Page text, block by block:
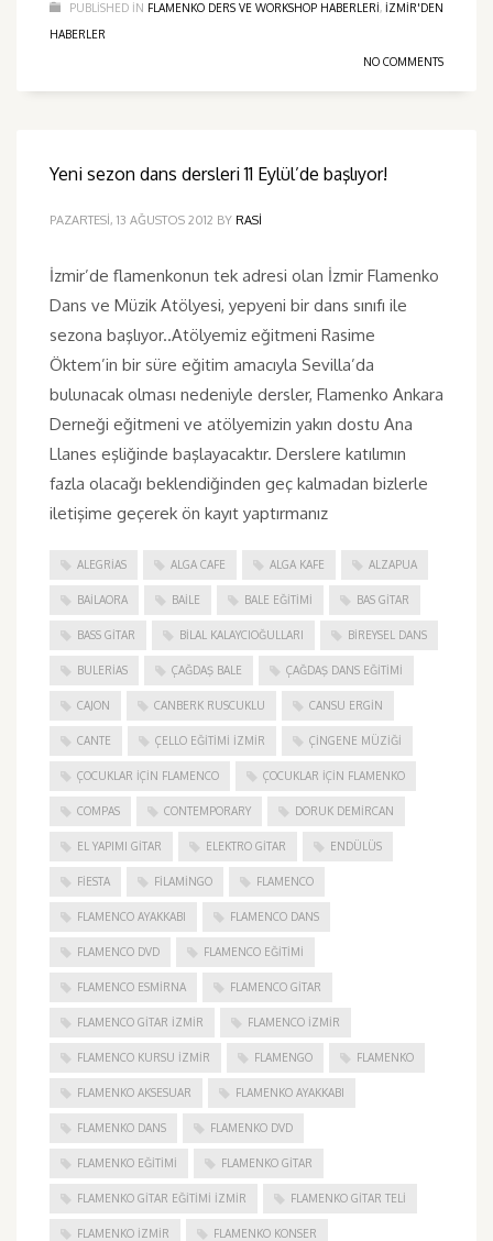
PUBLISHED IN FLAMENKO DERS VE WORKSHOP HABERLERI, IZMIR'DEN
HABERLER
NO COMMENTS
Yeni sezon dans dersleri 11 Eylül’de başlıyor!
PAZARTESI, 13 AĞUSTOS 2012 BY RASI
İzmir’de flamenkonun tek adresi olan İzmir Flamenko
Dans ve Müzik Atölyesi, yepyeni bir dans sınıfı ile
sezona başlıyor..Atölyemiz eğitmeni Rasime
Öktem’in bir süre eğitim amacıyla Sevilla’da
bulunacak olması nedeniyle dersler, Flamenko Ankara
Derneği eğitmeni ve atölyemizin yakın dostu Ana
Llanes eşliğinde başlayacaktır. Derslere katılımın
fazla olacağı beklendiğinden geç kalmadan bizlerle
iletişime geçerek ön kayıt yaptırmanız
ALEGRIAS ALGA CAFE ALGA KAFE ALZAPUA
BAILAORA BAILE BALE EĞITIMI BAS GITAR
BASS GITAR BILAL KALAYCIOĞULLARI BIREYSEL DANS
BULERIAS ÇAĞDAŞ BALE ÇAĞDAŞ DANS EĞITIMI
CAJON CANBERK RUSCUKLU CANSU ERGIN
CANTE ÇELLO EĞITIMI İZMIR ÇINGENE MÜZIĞI
ÇOCUKLAR IÇIN FLAMENCO ÇOCUKLAR IÇIN FLAMENKO
COMPAS CONTEMPORARY DORUK DEMIRCAN
EL YAPIMI GITAR ELEKTRO GITAR ENDÜLÜS
FIESTA FILAMINGO FLAMENCO
FLAMENCO AYAKKABI FLAMENCO DANS
FLAMENCO DVD FLAMENCO EĞITIMI
FLAMENCO ESMIRNA FLAMENCO GITAR
FLAMENCO GITAR İZMIR FLAMENCO IZMIR
FLAMENCO KURSU İZMIR FLAMENGO FLAMENKO
FLAMENKO AKSESUAR FLAMENKO AYAKKABI
FLAMENKO DANS FLAMENKO DVD
FLAMENKO EĞITIMI FLAMENKO GITAR
FLAMENKO GITAR EĞITIMI İZMIR FLAMENKO GITAR TELI
FLAMENKO IZMIR FLAMENKO KONSER